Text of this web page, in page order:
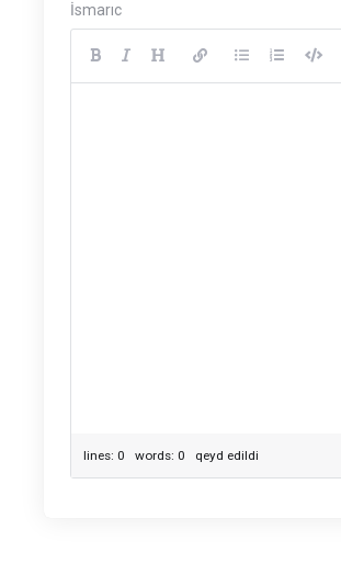
İsmarıc
lines: 0 words: 0 qeyd edildi